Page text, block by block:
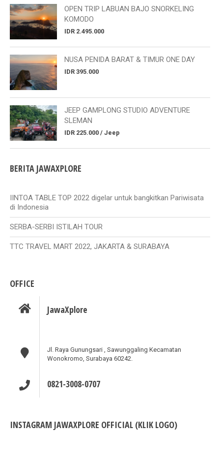
OPEN TRIP LABUAN BAJO SNORKELING
KOMODO
IDR 2.495.000
NUSA PENIDA BARAT & TIMUR ONE DAY
IDR 395.000
JEEP GAMPLONG STUDIO ADVENTURE
SLEMAN
IDR 225.000 / Jeep
BERITA JAWAXPLORE
IINTOA TABLE TOP 2022 digelar untuk bangkitkan Pariwisata
di Indonesia
SERBA-SERBI ISTILAH TOUR
TTC TRAVEL MART 2022, JAKARTA & SURABAYA
OFFICE
JawaXplore
Jl. Raya Gunungsari , Sawunggaling Kecamatan
Wonokromo, Surabaya 60242.
0821-3008-0707
INSTAGRAM JAWAXPLORE OFFICIAL (KLIK LOGO)